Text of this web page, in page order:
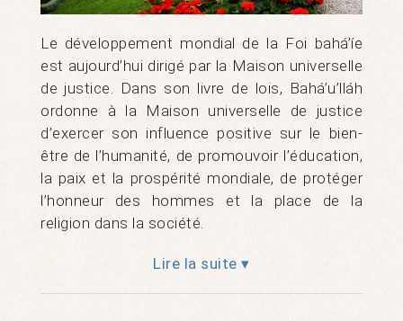
Le développement mondial de la Foi bahá’íe
est aujourd’hui dirigé par la Maison universelle
de justice. Dans son livre de lois, Bahá’u’lláh
ordonne à la Maison universelle de justice
d’exercer son influence positive sur le bien-
être de l’humanité, de promouvoir l’éducation,
la paix et la prospérité mondiale, de protéger
l’honneur des hommes et la place de la
religion dans la société.
Lire la suite ▾